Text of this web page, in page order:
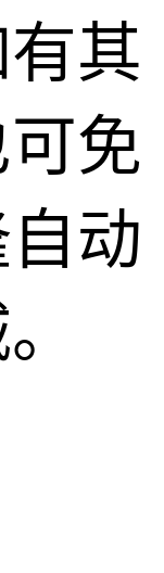
其
免
动